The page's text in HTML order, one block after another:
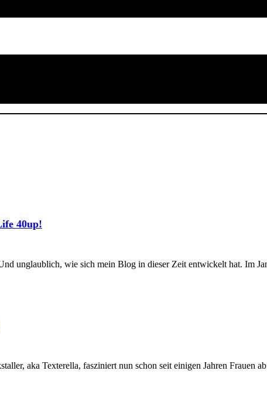
40up!
unglaublich, wie sich mein Blog in dieser Zeit entwickelt hat. Im
aka Texterella, fasziniert nun schon seit einigen Jahren Frauen